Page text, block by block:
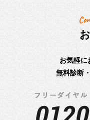
お気軽に
無料診断